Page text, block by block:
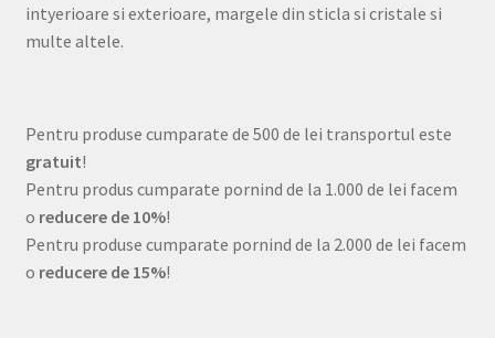
intyerioare si exterioare, margele din sticla si cristale si
multe altele.
Pentru produse cumparate de 500 de lei transportul este
gratuit!
Pentru produs cumparate pornind de la 1.000 de lei facem
o reducere de 10%!
Pentru produse cumparate pornind de la 2.000 de lei facem
o reducere de 15%!